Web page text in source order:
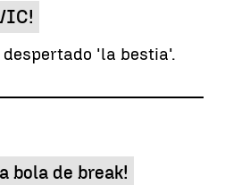
despertado 'la bestia'.
bola de break!